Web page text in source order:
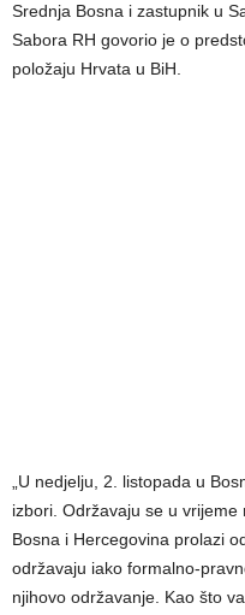
Srednja Bosna i zastupnik u
Sabora RH govorio je o
položaju Hrvata u BiH.
„U nedjelju, 2. listopada u
izbori. Održavaju se u
Bosna i Hercegovina prolazi
održavaju iako formalno-
njihovo održavanje. Kao što